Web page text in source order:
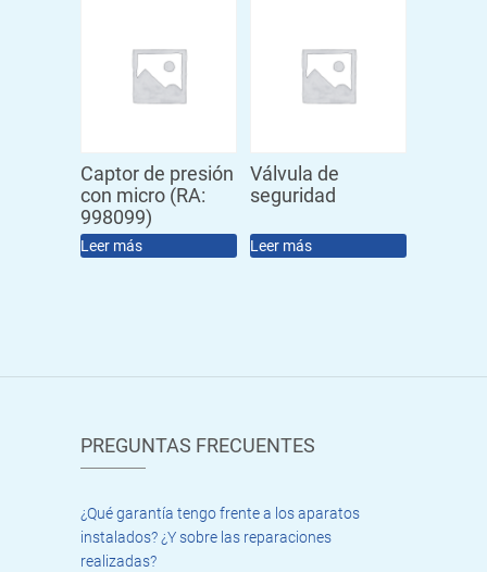
Captor de presión
con micro (RA:
998099)
Leer más
Válvula de
seguridad
Leer más
PREGUNTAS FRECUENTES
¿Qué garantía tengo frente a los aparatos
instalados? ¿Y sobre las reparaciones
realizadas?